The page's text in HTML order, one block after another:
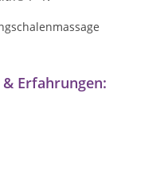
Erfahrungen: